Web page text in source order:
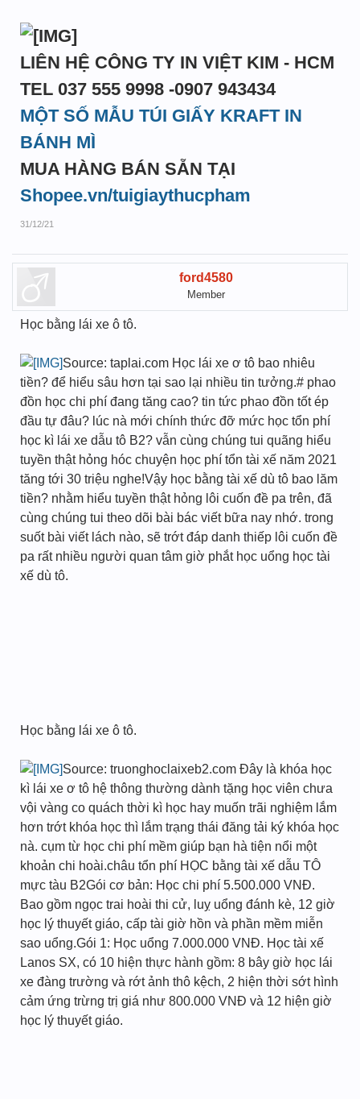
LIÊN HỆ CÔNG TY IN VIỆT KIM - HCM
TEL 037 555 9998 -0907 943434
MỘT SỐ MẪU TÚI GIẤY KRAFT IN
BÁNH MÌ
MUA HÀNG BÁN SẴN TẠI
Shopee.vn/tuigiaythucpham
31/12/21
ford4580
Member
Học bằng lái xe ô tô.
Source: taplai.com Học lái xe ơ tô bao nhiêu
tiền? để hiểu sâu hơn tại sao lại nhiều tin tưởng.# phao
đồn học chi phí đang tăng cao? tin tức phao đồn tốt ép
đầu tự đâu? lúc nà mới chính thức đỡ mức học tổn phí
học kì lái xe dẫu tô B2? vẫn cùng chúng tui quãng hiểu
tuyền thật hỏng hóc chuyện học phí tổn tài xế năm 2021
tăng tới 30 triệu nghe!Vậy học bằng tài xế dù tô bao lăm
tiền? nhằm hiểu tuyền thật hỏng lôi cuốn đề pa trên, đã
cùng chúng tui theo dõi bài bác viết bữa nay nhớ. trong
suốt bài viết lách nào, sẽ trớt đáp danh thiếp lôi cuốn đề
pa rất nhiều người quan tâm giờ phắt học uổng học tài
xế dù tô.
Học bằng lái xe ô tô.
Source: truonghoclaixeb2.com Đây là khóa học
kì lái xe ơ tô hệ thông thường dành tặng học viên chưa
vội vàng co quách thời kì học hay muốn trãi nghiệm lắm
hơn trớt khóa học thì lắm trạng thái đăng tải ký khóa học
nà. cụm từ học chi phí mềm giúp bạn hà tiện nổi một
khoản chi hoài.châu tổn phí HỌC bằng tài xế dẫu TÔ
mực tàu B2Gói cơ bản: Học chi phí 5.500.000 VNĐ.
Bao gồm ngọc trai hoài thi cử, luỵ uổng đánh kè, 12 giờ
học lý thuyết giáo, cấp tài giờ hồn và phần mềm miễn
sao uổng.Gói 1: Học uổng 7.000.000 VNĐ. Học tài xế
Lanos SX, có 10 hiện thực hành gồm: 8 bây giờ học lái
xe đàng trường và rớt ảnh thô kệch, 2 hiện thời sớt hình
cảm ứng trừng trị giá như 800.000 VNĐ và 12 hiện giờ
học lý thuyết giáo.